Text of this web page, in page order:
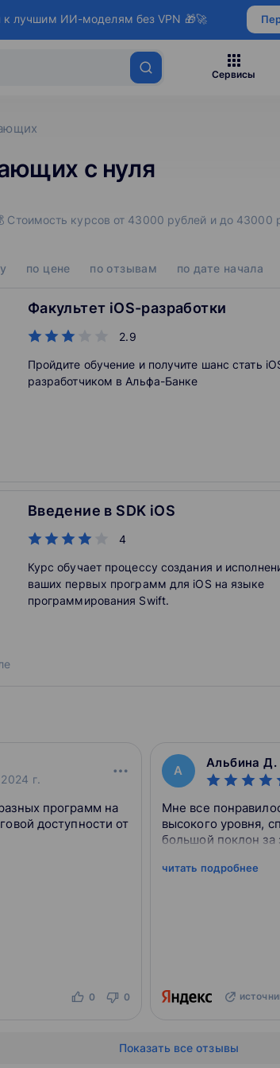
к лучшим ИИ-моделям без VPN 🎁🚀
Сервисы
с нуля
курсов от 43000 рублей и до 43000
по цене по отзывам по дате начала
Факультет iOS-разработки
2.9
Пройдите обучение и получите шанс стать
разработчиком в Альфа-Банке
Введение в SDK iOS
4
Курс обучает процессу создания и
ваших первых программ для iOS на языке
программирования Swift.
г.
программ на
доступности от
0 0
А
Альбина Д.
Мне все
высокого уровня,
большой поклон за
читать подробнее
Показать все отзывы